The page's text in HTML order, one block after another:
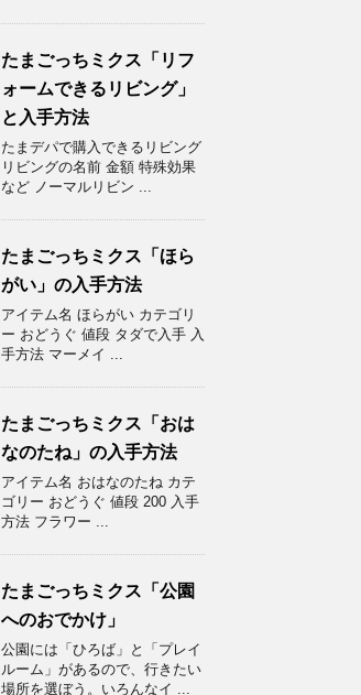
たまごっちミクス「リフ
ォームできるリビング」
と入手方法
たまデパで購入できるリビング
リビングの名前 金額 特殊効果
など ノーマルリビン ...
たまごっちミクス「ほら
がい」の入手方法
アイテム名 ほらがい カテゴリ
ー おどうぐ 値段 タダで入手 入
手方法 マーメイ ...
たまごっちミクス「おは
なのたね」の入手方法
アイテム名 おはなのたね カテ
ゴリー おどうぐ 値段 200 入手
方法 フラワー ...
たまごっちミクス「公園
へのおでかけ」
公園には「ひろば」と「プレイ
ルーム」があるので、行きたい
場所を選ぼう。いろんなイ ...